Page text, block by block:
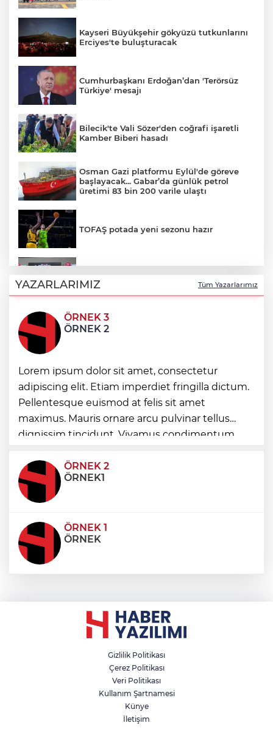
Kayseri Büyükşehir gökyüzü tutkunlarını
Erciyes'te buluşturacak
Cumhurbaşkanı Erdoğan’dan 'Terörsüz
Türkiye' mesajı
Bilecik'te Vali Sözer'den coğrafi işaretli
Kamber Biberi hasadı
Osman Gazi platformu Eylül'de göreve
başlayacak... Gabar’da günlük petrol
üretimi 83 bin 200 varile ulaştı
TOFAŞ potada yeni sezonu hazır
62. Meslek Komitesi ile değerlendirdi
Balıkesir’de kıyılar anlık takip ediliyor
“Bu Kampta Hayat Var” projesi özel
bireylere yaz tatili sunuyor
Trabzonspor'a büyük destek
YAZARLARIMIZ Tüm Yazarlarımız
ÖRNEK 3
ÖRNEK 2
Lorem ipsum dolor sit amet, consectetur
adipiscing elit. Etiam imperdiet fringilla dictum.
Pellentesque euismod at felis sit amet
maximus. Mauris ornare arcu pulvinar tellus
dignissim tincidunt. Vivamus condimentum
condimentum eros et, faucibus sapien. Praese
ÖRNEK 2
ÖRNEK1
ÖRNEK 1
ÖRNEK
Gizlilik Politikası
Çerez Politikası
Veri Politikası
Kullanım Şartnamesi
Künye
İletişim